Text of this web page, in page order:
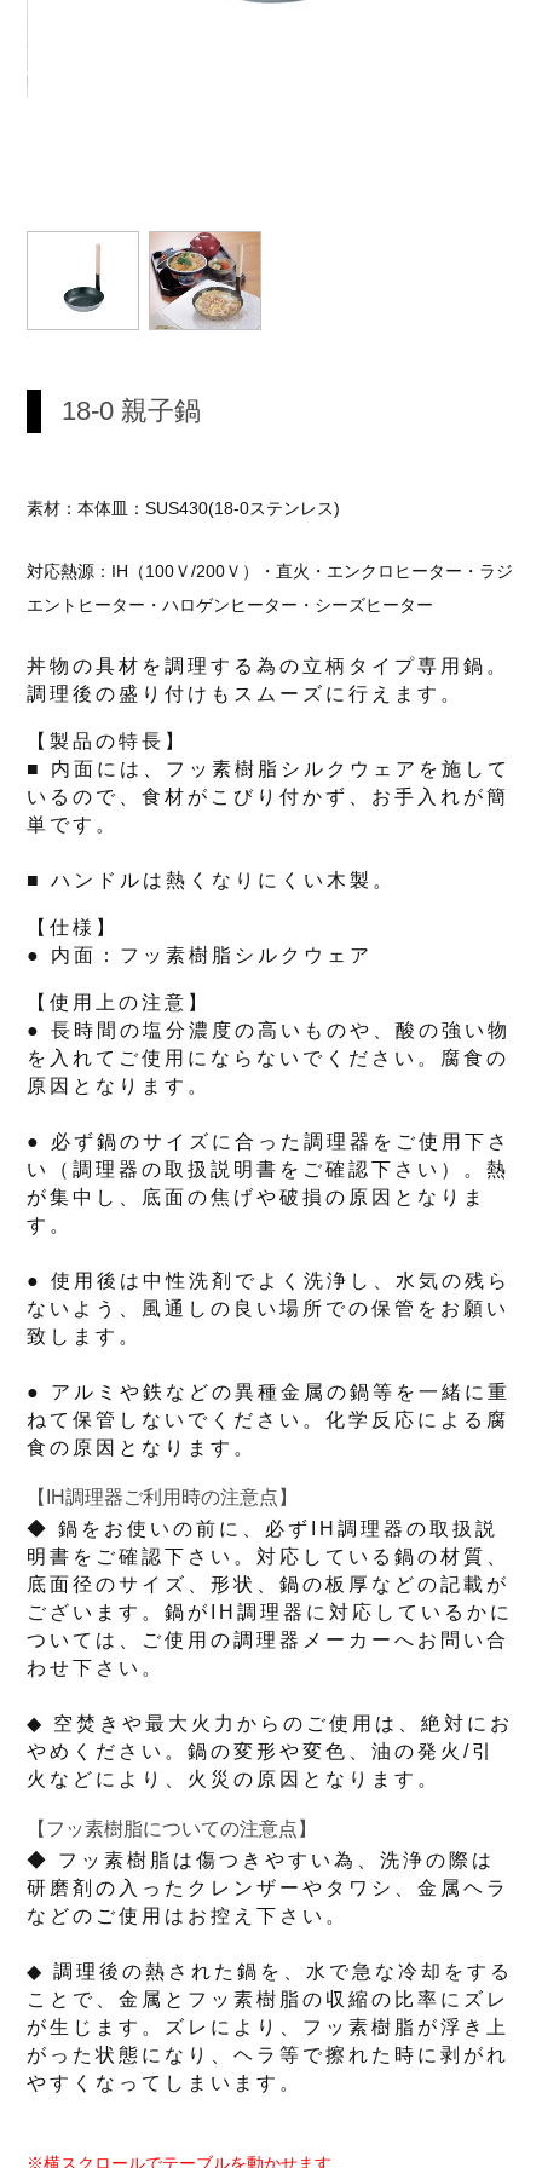
18-0 親子鍋
素材：本体皿：SUS430(18-0ステンレス)
対応熱源：IH（100Ｖ/200Ｖ）・直火・エンクロヒーター・ラジ
エントヒーター・ハロゲンヒーター・シーズヒーター
丼物の具材を調理する為の立柄タイプ専用鍋。
調理後の盛り付けもスムーズに行えます。
【製品の特長】
■ 内面には、フッ素樹脂シルクウェアを施して
いるので、食材がこびり付かず、お手入れが簡
単です。
■ ハンドルは熱くなりにくい木製。
【仕様】
● 内面：フッ素樹脂シルクウェア
【使用上の注意】
● 長時間の塩分濃度の高いものや、酸の強い物
を入れてご使用にならないでください。腐食の
原因となります。
● 必ず鍋のサイズに合った調理器をご使用下さ
い（調理器の取扱説明書をご確認下さい）。熱
が集中し、底面の焦げや破損の原因となりま
す。
● 使用後は中性洗剤でよく洗浄し、水気の残ら
ないよう、風通しの良い場所での保管をお願い
致します。
● アルミや鉄などの異種金属の鍋等を一緒に重
ねて保管しないでください。化学反応による腐
食の原因となります。
【IH調理器ご利用時の注意点】
◆ 鍋をお使いの前に、必ずIH調理器の取扱説
明書をご確認下さい。対応している鍋の材質、
底面径のサイズ、形状、鍋の板厚などの記載が
ございます。鍋がIH調理器に対応しているかに
ついては、ご使用の調理器メーカーへお問い合
わせ下さい。
◆ 空焚きや最大火力からのご使用は、絶対にお
やめください。鍋の変形や変色、油の発火/引
火などにより、火災の原因となります。
【フッ素樹脂についての注意点】
◆ フッ素樹脂は傷つきやすい為、洗浄の際は
研磨剤の入ったクレンザーやタワシ、金属ヘラ
などのご使用はお控え下さい。
◆ 調理後の熱された鍋を、水で急な冷却をする
ことで、金属とフッ素樹脂の収縮の比率にズレ
が生じます。ズレにより、フッ素樹脂が浮き上
がった状態になり、ヘラ等で擦れた時に剥がれ
やすくなってしまいます。
※横スクロールでテーブルを動かせます